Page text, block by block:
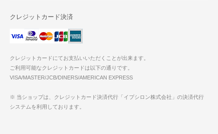
クレジットカード決済
クレジットカードにてお支払いいただくことが出来ます。
ご利用可能なクレジットカードは以下の通りです。
VISA/MASTER/JCB/DINERS/AMERICAN EXPRESS
※ 当ショップは、クレジットカード決済代行「イプシロン株式会社」の決済代行
システムを利用しております。